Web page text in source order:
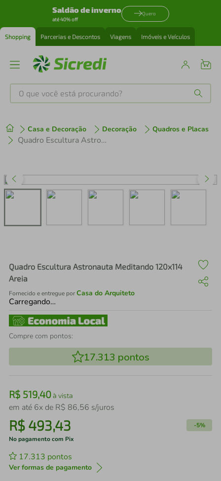
Saldão de inverno
até 40% off
Quero
Shopping Parcerias e Descontos Viagens Imóveis e Veículos
O que você está procurando?
Casa e Decoração Decoração Quadros e Placas
Quadro Escultura Astronauta Meditando 120x114 Areia
Quadro Escultura Astronauta Meditando 120x114
Areia
Fornecido e entregue porCasa do Arquiteto
Carregando…
Compre com pontos:
17.313 pontos
R$ 519,40à vista
em até 6x de R$ 86,56 s/juros
R$ 493,43 -5%
No pagamento com Pix
17.313 pontos
Ver formas de pagamento
1º tenis
perfume